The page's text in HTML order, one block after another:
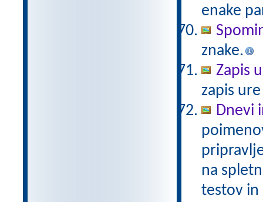
enake
znake.
Zapis
zapis
Dnevi
na
testov in